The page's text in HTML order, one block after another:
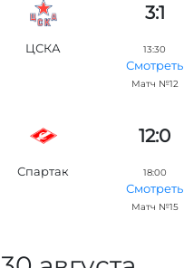
3:1
ЦСКА 13:30
Смотреть
Матч №12
12:0
Спартак 18:00
Смотреть
Матч №15